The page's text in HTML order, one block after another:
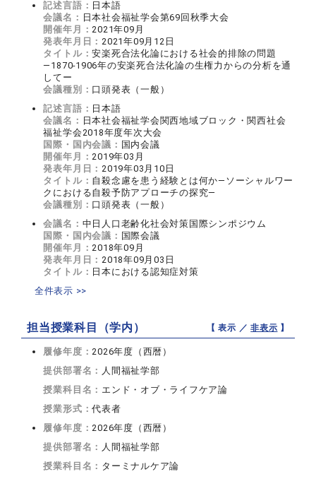
記述言語： 日本語
会議名： 日本社会福祉学会第69回秋季大会
開催年月：2021年09月
発表年月日：2021年09月12日
タイトル：安楽死合法化論における社会的排除の問題
―1870-1906年の安楽死合法化論の生権力からの分析を通
してー
会議種別： 口頭発表（一般）
記述言語： 日本語
会議名： 日本社会福祉学会関西地域ブロック・関西社会
福祉学会2018年度年次大会
国際・国内会議： 国内会議
開催年月：2019年03月
発表年月日：2019年03月10日
タイトル： 自殺念慮を患う経験とは何か―ソーシャルワー
クにおける自殺予防アプローチの探究―
会議種別： 口頭発表（一般）
会議名： 中日人口老齢化社会対策国際シンポジウム
国際・国内会議： 国際会議
開催年月：2018年09月
発表年月日：2018年09月03日
タイトル： 日本における認知症対策
全件表示 >>
担当授業科目（学内） 【 表示 ／非表示 】
履修年度：2026年度（西暦）
提供部署名： 人間福祉学部
授業科目名： エンド・オブ・ライフケア論
授業形式：代表者
履修年度：2026年度（西暦）
提供部署名： 人間福祉学部
授業科目名： ターミナルケア論